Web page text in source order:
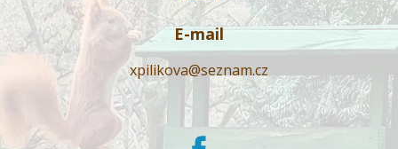
E-mail
xpilikova@seznam.cz